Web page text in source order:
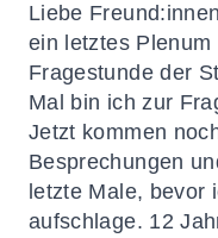
Liebe
ein letztes
Fragestunde der
Mal bin ich zur
Jetzt kommen
Besprechungen
letzte Male, bevor
aufschlage. 12